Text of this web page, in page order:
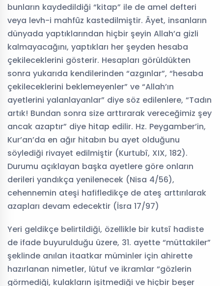
bunların kaydedildiği “kitap” ile de amel defteri
veya levh-i mahfûz kastedilmiştir. Âyet, insanların
dünyada yaptıklarından hiçbir şeyin Allah’a gizli
kalmayacağını, yaptıkları her şeyden hesaba
çekileceklerini gösterir. Hesapları görüldükten
sonra yukarıda kendilerinden “azgınlar”, “hesaba
çekileceklerini beklemeyenler” ve “Allah’ın
ayetlerini yalanlayanlar” diye söz edilenlere, “Tadın
artık! Bundan sonra size arttırarak vereceğimiz şey
ancak azaptır” diye hitap edilir. Hz. Peygamber’in,
Kur’an’da en ağır hitabın bu ayet olduğunu
söylediği rivayet edilmiştir (Kurtubî, XIX, 182).
Durumu açıklayan başka ayetlere göre onların
derileri yandıkça yenilenecek (Nisa 4/56),
cehennemin ateşi hafifledikçe de ateş arttırılarak
azapları devam edecektir (İsra 17/97)
Yeri geldikçe belirtildiği, özellikle bir kutsî hadiste
de ifade buyurulduğu üzere, 31. ayette “müttakiler”
şeklinde anılan itaatkar müminler için ahirette
hazırlanan nimetler, lütuf ve ikramlar “gözlerin
görmediği, kulakların işitmediği ve hiçbir beşer